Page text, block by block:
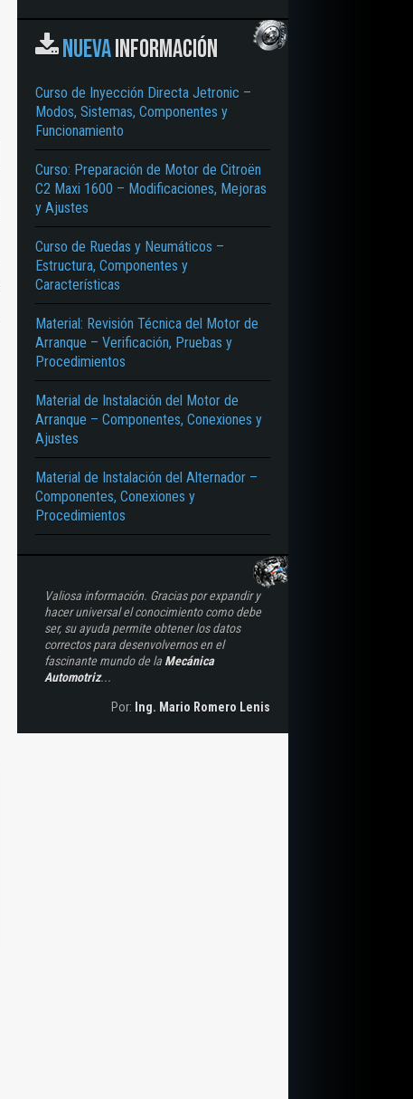
NUEVAINFORMACIÓN
Curso de Inyección Directa Jetronic –
Modos, Sistemas, Componentes y
Funcionamiento
Curso: Preparación de Motor de Citroën
C2 Maxi 1600 – Modificaciones, Mejoras
y Ajustes
Curso de Ruedas y Neumáticos –
Estructura, Componentes y
Características
Material: Revisión Técnica del Motor de
Arranque – Verificación, Pruebas y
Procedimientos
Material de Instalación del Motor de
Arranque – Componentes, Conexiones y
Ajustes
Material de Instalación del Alternador –
Componentes, Conexiones y
Procedimientos
Valiosa información. Gracias por expandir y
hacer universal el conocimiento como debe
ser, su ayuda permite obtener los datos
correctos para desenvolvernos en el
fascinante mundo de la Mecánica
Automotriz...
Por: Ing. Mario Romero Lenis